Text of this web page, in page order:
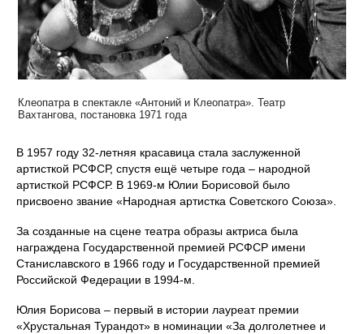
Клеопатра в спектакле «Антоний и Клеопатра». Театр
Вахтангова, постановка 1971 года
В 1957 году 32‑летняя красавица стала заслуженной
артисткой РСФСР, спустя ещё четыре года – народной
артисткой РСФСР. В 1969‑м Юлии Борисовой было
присвоено звание «Народная артистка Советского Союза».
За созданные на сцене театра образы актриса была
награждена Государственной премией РСФСР имени
Станиславского в 1966 году и Государственной премией
Российской Федерации в 1994‑м.
Юлия Борисова – первый в истории лауреат премии
«Хрустальная Турандот» в номинации «За долголетнее и